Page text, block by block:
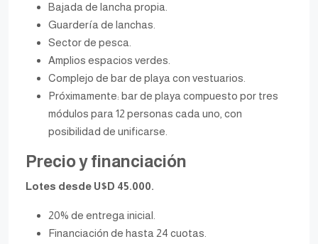
Bajada de lancha propia.
Guardería de lanchas.
Sector de pesca.
Amplios espacios verdes.
Complejo de bar de playa con vestuarios.
Próximamente: bar de playa compuesto por tres
módulos para 12 personas cada uno, con
posibilidad de unificarse.
Precio y financiación
Lotes desde U$D 45.000.
20% de entrega inicial.
Financiación de hasta 24 cuotas.